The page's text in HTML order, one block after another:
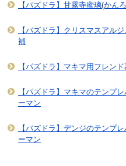
【パズドラ】甘露寺蜜璃(かん
【パズドラ】クリスマスアル
補
【パズドラ】マキマ用フレン
【パズドラ】マキマのテンプ
ーマン
【パズドラ】デンジのテンプ
ーマン